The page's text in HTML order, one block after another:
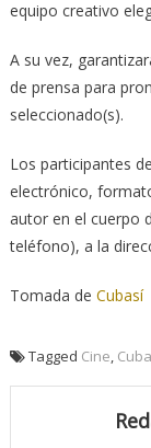
equipo creativo
A su vez,
de prensa para
seleccionado(s).
Los participantes
electrónico,
autor en el cuerpo
teléfono), a la
Tomada de Cubasí
Tagged Cine, Cuba